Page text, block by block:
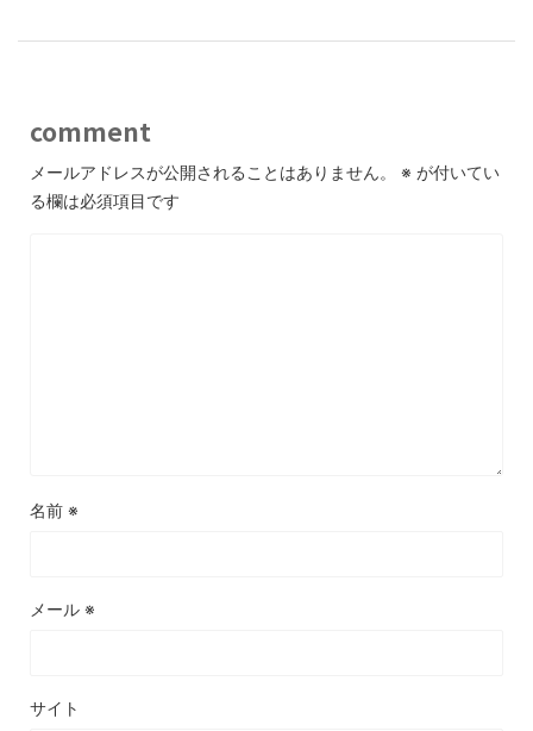
comment
メールアドレスが公開されることはありません。 ※ が付いてい
る欄は必須項目です
名前 ※
メール ※
サイト